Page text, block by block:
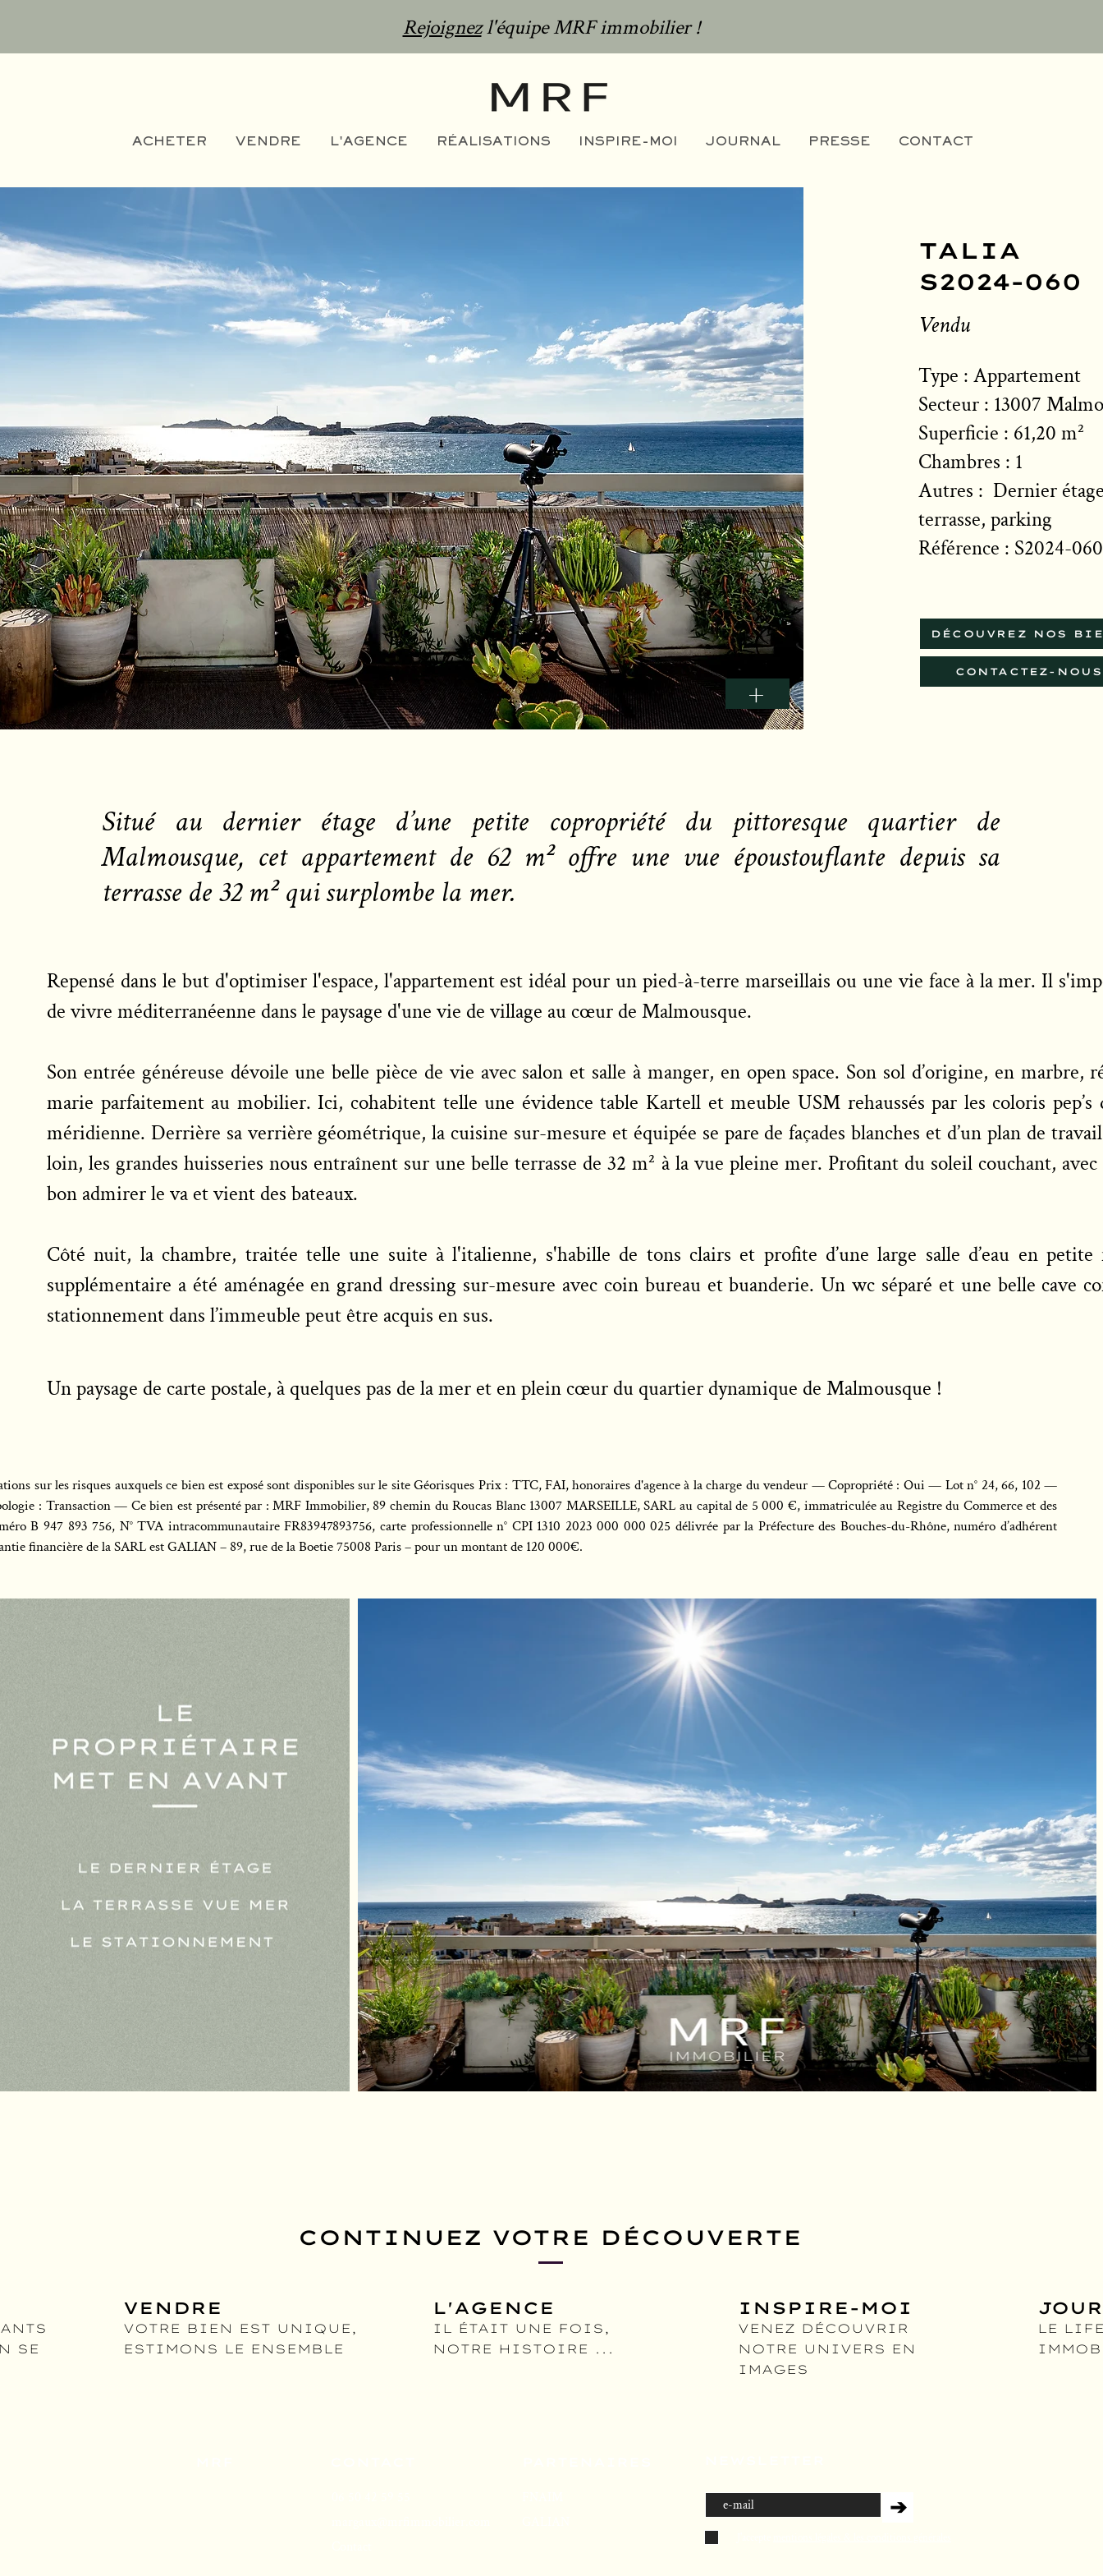
Rejoignezl'équipe MRF immobilier !
ACHETER VENDRE L'AGENCE RÉALISATIONS INSPIRE-MOI JOURNAL PRESSE CONTACT
+
TALIA
S2024-060
Vendu
Type : Appartement
Secteur : 13007
Superficie : 61,20 m²
Chambres : 1
Autres : Dernier
terrasse, parking
Référence : S2024-060
DÉCOUVREZ NOS
CONTACTEZ-NOUS
Situé au dernier étage d’une petite copropriété du pittoresque quartier de
Malmousque, cet appartement de 62 m² offre une vue époustouflante depuis sa
terrasse de 32 m² qui surplombe la mer.
Repensé dans le but d'optimiser l'espace, l'appartement est idéal pour un pied-à-terre marseillais ou une vie face à la mer. Il
de vivre méditerranéenne dans le paysage d'une vie de village au cœur de Malmousque.
Son entrée généreuse dévoile une belle pièce de vie avec salon et salle à manger, en open space. Son sol d’origine, en marbre,
marie parfaitement au mobilier. Ici, cohabitent telle une évidence table Kartell et meuble USM rehaussés par les coloris pep’s
méridienne. Derrière sa verrière géométrique, la cuisine sur-mesure et équipée se pare de façades blanches et d’un plan de
loin, les grandes huisseries nous entraînent sur une belle terrasse de 32 m² à la vue pleine mer. Profitant du soleil couchant,
bon admirer le va et vient des bateaux.
Côté nuit, la chambre, traitée telle une suite à l'italienne, s'habille de tons clairs et profite d’une large salle d’eau en petite
supplémentaire a été aménagée en grand dressing sur-mesure avec coin bureau et buanderie. Un wc séparé et une belle cave
stationnement dans l’immeuble peut être acquis en sus.
Un paysage de carte postale, à quelques pas de la mer et en plein cœur du quartier dynamique de Malmousque !
sur les risques auxquels ce bien est exposé sont disponibles sur le site Géorisques Prix : TTC, FAI, honoraires d'agence à la charge du vendeur — Copropriété : Oui — Lot n° 24, 66, 102 —
: Transaction — Ce bien est présenté par : MRF Immobilier, 89 chemin du Roucas Blanc 13007 MARSEILLE, SARL au capital de 5 000 €, immatriculée au Registre du Commerce et des
B 947 893 756, N° TVA intracommunautaire FR83947893756, carte professionnelle n° CPI 1310 2023 000 000 025 délivrée par la Préfecture des Bouches-du-Rhône, numéro d’adhérent
financière de la SARL est GALIAN – 89, rue de la Boetie 75008 Paris – pour un montant de 120 000€.
CONTINUEZ VOTRE DÉCOUVERTE
SE
VENDRE
VOTRE BIEN EST UNIQUE ,
ESTIMONS LE ENSEMBLE
L'AGENCE
IL ÉTAIT UNE FOIS,
NOTRE HISTOIRE ...
INSPIRE-MOI
VENEZ DÉCOUVRIR
NOTRE UN IVERS EN
IMAGES
LE
➔